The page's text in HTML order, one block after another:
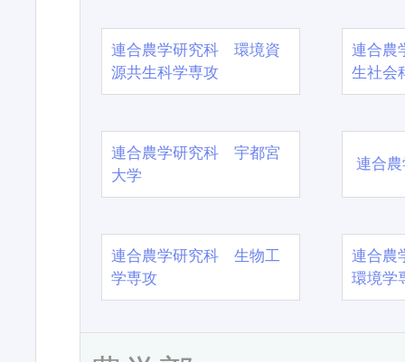
連合農学研究科 環境資
源共生科学専攻
連合農
生社会
連合農学研究科 宇都宮
大学
連合
連合農学研究科 生物工
学専攻
連合農
環境学